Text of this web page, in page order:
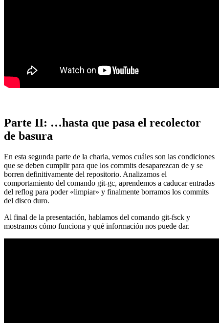
Parte II: …hasta que pasa el recolector
de basura
En esta segunda parte de la charla, vemos cuáles son las condiciones
que se deben cumplir para que los commits desaparezcan de y se
borren definitivamente del repositorio. Analizamos el
comportamiento del comando git-gc, aprendemos a caducar entradas
del reflog para poder «limpiar» y finalmente borramos los commits
del disco duro.
Al final de la presentación, hablamos del comando git-fsck y
mostramos cómo funciona y qué información nos puede dar.